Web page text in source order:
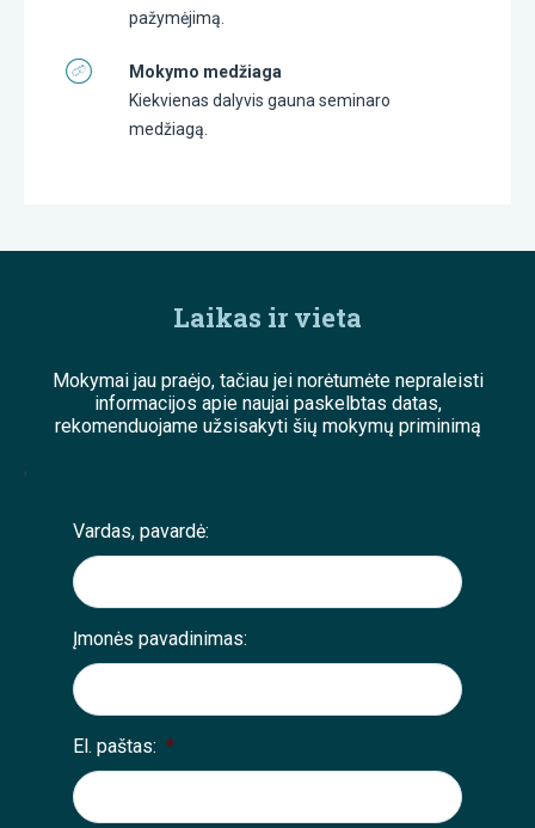
pažymėjimą.
Mokymo medžiaga
Kiekvienas dalyvis gauna seminaro
medžiagą.
Laikas ir vieta
Mokymai jau praėjo, tačiau jei norėtumėte nepraleisti
informacijos apie naujai paskelbtas datas,
rekomenduojame užsisakyti šių mokymų priminimą
;
Vardas, pavardė:
Įmonės pavadinimas:
El. paštas: *